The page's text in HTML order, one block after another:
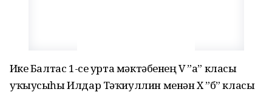
Иҫке Балтас 1-се урта мәктәбенең V ”а” класы
уҡыусыһы Илдар Тәҡиуллин менән X ”б” класы